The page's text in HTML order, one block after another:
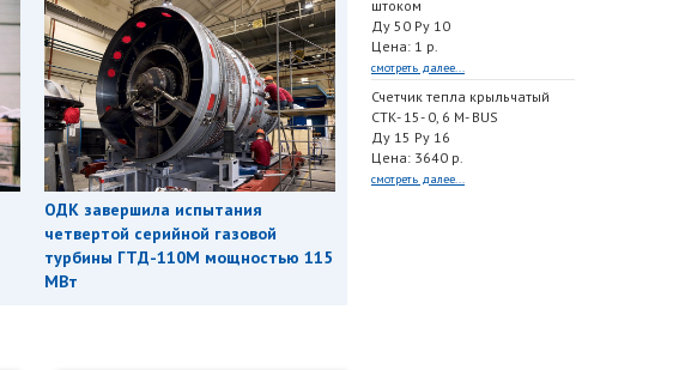
ОДК завершила испытания
четвертой серийной газовой
турбины ГТД-110М мощностью 115
МВт
штоком
Ду 50 Ру 10
Цена: 1 р.
смотреть далее...
Счетчик тепла крыльчатый
СТК- 15- 0, 6 M- BUS
Ду 15 Ру 16
Цена: 3640 р.
смотреть далее...